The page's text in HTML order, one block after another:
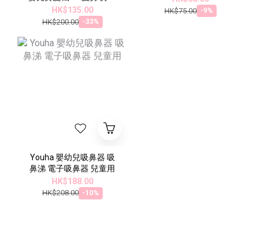
器 電動剪髮器 電動剪髮
電髮剪
HK$135.00
HK$200.00 -33%
HK$75.00 -9%
Youha 嬰幼兒吸鼻器 吸
鼻涕 電子吸鼻器 兒童用
HK$188.00
HK$208.00 -10%